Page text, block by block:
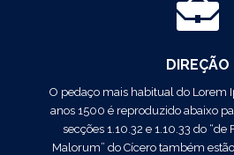
DIREÇÃO
O pedaço mais habitual do Lorem
anos 1500 é reproduzido abaixo
secções 1.10.32 e 1.10.33 do
Malorum” do Cícero também